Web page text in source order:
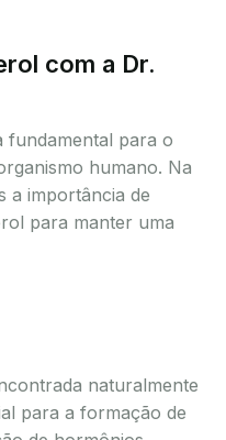
com a Dr.
fundamental para o
humano. Na
a importância de
para manter uma
naturalmente
para a formação de